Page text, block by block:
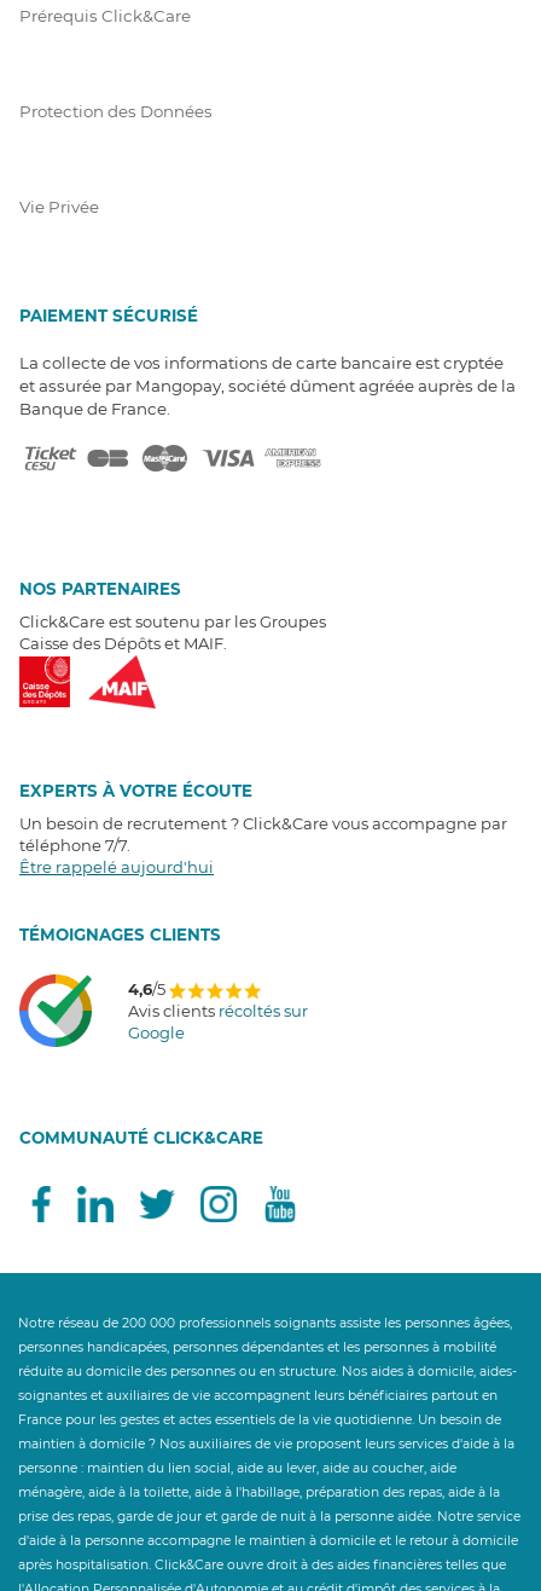
Prérequis Click&Care
Protection des Données
Vie Privée
PAIEMENT SÉCURISÉ
La collecte de vos informations de carte bancaire est cryptée
et assurée par Mangopay, société dûment agréée auprès de la
Banque de France.
NOS PARTENAIRES
Click&Care est soutenu par les Groupes
Caisse des Dépôts et MAIF.
EXPERTS À VOTRE ÉCOUTE
Un besoin de recrutement ? Click&Care vous accompagne par
téléphone 7/7
Être rappelé aujourd'hui
TÉMOIGNAGES CLIENTS
4,6/5
Avis clients récoltés sur
Google
COMMUNAUTÉ CLICK&CARE
Notre réseau de 200 000 professionnels soignants assiste les personnes âgées,
personnes handicapées, personnes dépendantes et les personnes à mobilité
réduite au domicile des personnes ou en structure. Nos aides à domicile, aides-
soignantes et auxiliaires de vie accompagnent leurs bénéficiaires partout en
France pour les gestes et actes essentiels de la vie quotidienne. Un besoin de
maintien à domicile ? Nos auxiliaires de vie proposent leurs services d'aide à la
personne : maintien du lien social, aide au lever, aide au coucher, aide
ménagère, aide à la toilette, aide à l'habillage, préparation des repas, aide à la
prise des repas, garde de jour et garde de nuit à la personne aidée. Notre service
d'aide à la personne accompagne le maintien à domicile et le retour à domicile
après hospitalisation. Click&Care ouvre droit à des aides financières telles que